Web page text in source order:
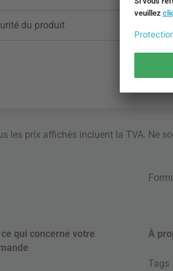
du produit
les prix affichés incluent la TVA. Ne
qui concerne votre
À
Tags